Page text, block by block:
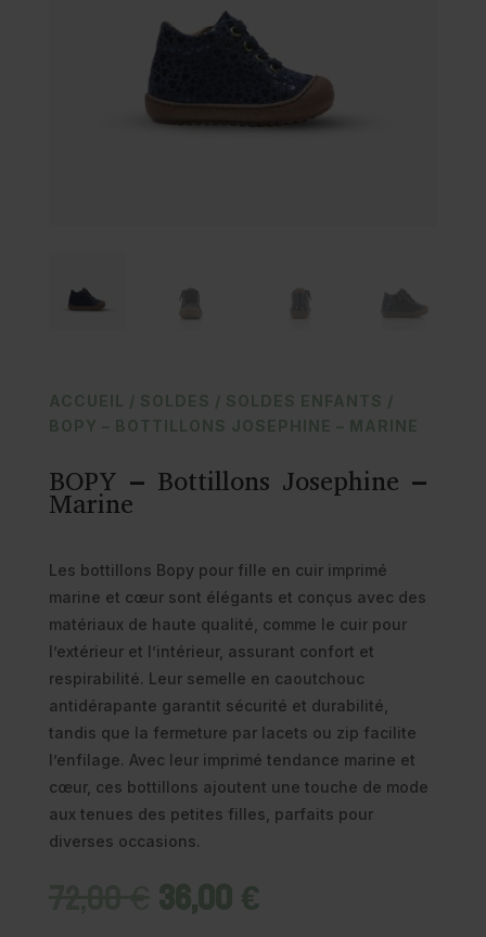
ACCUEIL / SOLDES / SOLDES ENFANTS /
BOPY – BOTTILLONS JOSEPHINE – MARINE
BOPY – Bottillons Josephine –
Marine
Les bottillons Bopy pour fille en cuir imprimé
marine et cœur sont élégants et conçus avec des
matériaux de haute qualité, comme le cuir pour
l’extérieur et l’intérieur, assurant confort et
respirabilité. Leur semelle en caoutchouc
antidérapante garantit sécurité et durabilité,
tandis que la fermeture par lacets ou zip facilite
l’enfilage. Avec leur imprimé tendance marine et
cœur, ces bottillons ajoutent une touche de mode
aux tenues des petites filles, parfaits pour
diverses occasions.
Le
prix
36,00€